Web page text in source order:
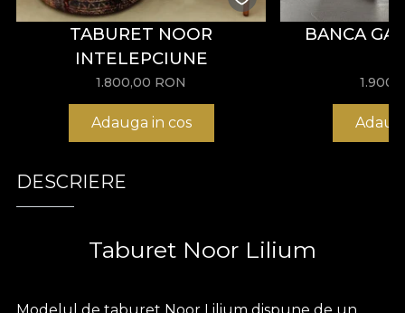
TABURET NOOR
INTELEPCIUNE
1.800,00 RON
Adauga in cos
BANCA
DESCRIERE
Taburet Noor Lilium